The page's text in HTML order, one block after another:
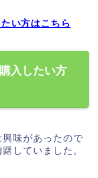
い方はこちら
入したい方
味があったので
していました。